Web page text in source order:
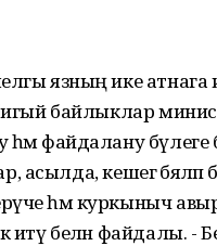
язның ике атнага
байлыклар
һәм файдалану
асылда, кешегә бәяләп
һәм куркыныч
итү белән файдалы. -